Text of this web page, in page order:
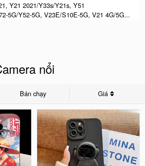
Y21 2021/Y33s/Y21s, Y51
5G/Y52-5G, V23E/S10E-5G, V21 4G/5G...
nổi
Bán chạy Giá